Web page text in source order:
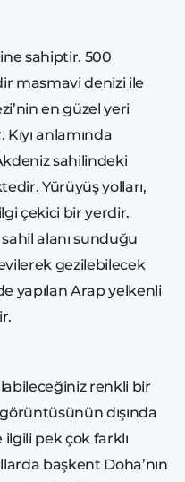
sahiptir. 500
masmavi denizi ile
en güzel yeri
anlamında
sahilindeki
Yürüyüş yolları,
çekici bir yerdir.
alanı sunduğu
gezilebilecek
yapılan Arap yelkenli
renkli bir
dışında
pek çok farklı
başkent Doha’nın